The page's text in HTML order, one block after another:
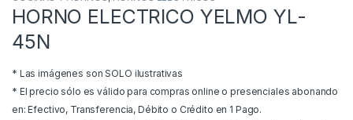
HORNO ELECTRICO YELMO YL-
45N
* Las imágenes son SOLO ilustrativas
* El precio sólo es válido para compras online o presenciales abonando
en: Efectivo, Transferencia, Débito o Crédito en 1 Pago.